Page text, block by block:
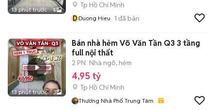
13 phút trước 5
Tp Hồ Chí Minh
DDuong Hieu 1 đã bán
13 phút trước 3
Bán nhà hẻm Võ Văn Tần Q3 3 tầng
full nội thất
2 PN Nhà ngõ, hẻm
4,95 tỷ
Tp Hồ Chí Minh
Thương Nhà Phố Trung Tâm